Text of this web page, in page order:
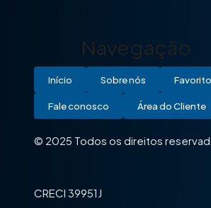
Navegação
Início Sobre nós
Fale conosco Área do Cliente
© 2025 Todos os direitos
CRECI 39951J